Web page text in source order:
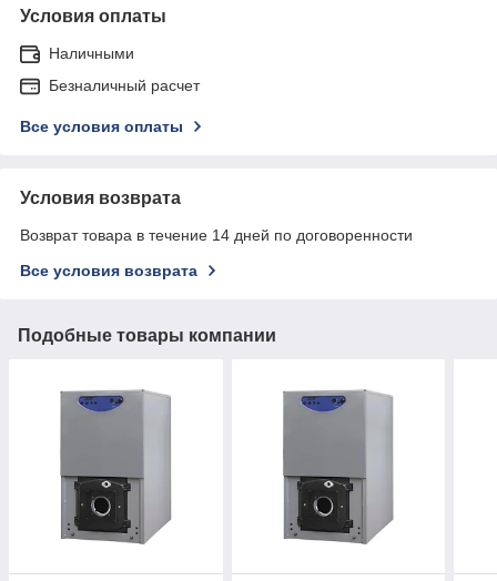
Условия оплаты
Наличными
Безналичный расчет
Все условия оплаты
Условия возврата
Возврат товара в течение 14 дней по договоренности
Все условия возврата
Подобные товары компании